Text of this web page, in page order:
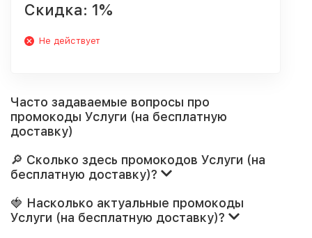
Скидка: 1%
Не действует
Часто задаваемые вопросы про
промокоды Услуги (на бесплатную
доставку)
🔎 Сколько здесь промокодов Услуги (на
бесплатную доставку)?
🍓 Насколько актуальные промокоды
Услуги (на бесплатную доставку)?